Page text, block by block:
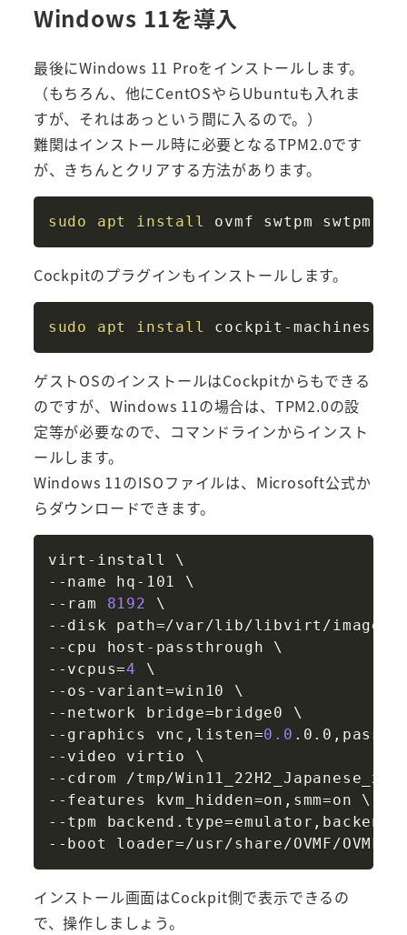
Windows 11を導入
最後にWindows 11 Proをインストールします。
（もちろん、他にCentOSやらUbuntuも入れま
すが、それはあっという間に入るので。）
難関はインストール時に必要となるTPM2.0です
が、きちんとクリアする方法があります。
sudo apt install Copy
Cockpitのプラグインもインストールします。
sudo apt install Copy
ゲストOSのインストールはCockpitからもできる
のですが、Windows 11の場合は、TPM2.0の設
定等が必要なので、コマンドラインからインスト
ールします。
Windows 11のISOファイルは、Microsoft公式か
らダウンロードできます。
virt-install \
--name hq-101 \
--ram 8192
\
--disk path=/var/lib/libvirt/images/＜
--cpu host-passthrough \
--vcpus=4
\
--os-variant=win10 \
--network bridge=bridge0 \
--graphics vnc,listen=0.0
--video virtio \
--cdrom /tmp/
--features kvm_hidden=on,smm=on \
--tpm backend.type=
--boot loader=/usr/share/OVMF/
インストール画面はCockpit側で表示できるの
で、操作しましょう。